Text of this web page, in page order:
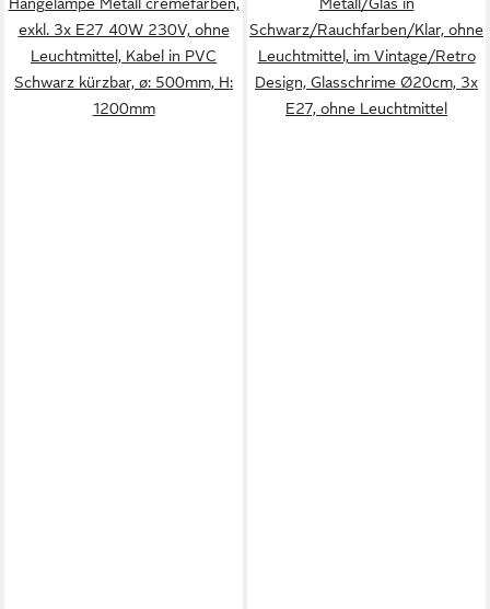
exkl. 3x E27 40W 230V, ohne
Leuchtmittel, Kabel in PVC
Schwarz kürzbar, ø: 500mm, H:
1200mm
Schwarz/Rauchfarben/Klar, ohne
Leuchtmittel, im Vintage/Retro
Design, Glasschrime Ø20cm, 3x
E27, ohne Leuchtmittel